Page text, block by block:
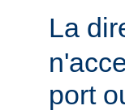
La
port